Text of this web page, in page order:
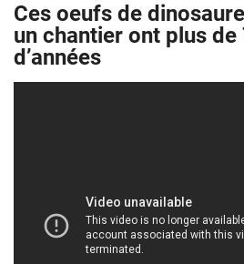
Ces oeufs de
un chantier ont plus
d’années